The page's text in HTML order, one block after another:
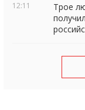
12:11
Трое